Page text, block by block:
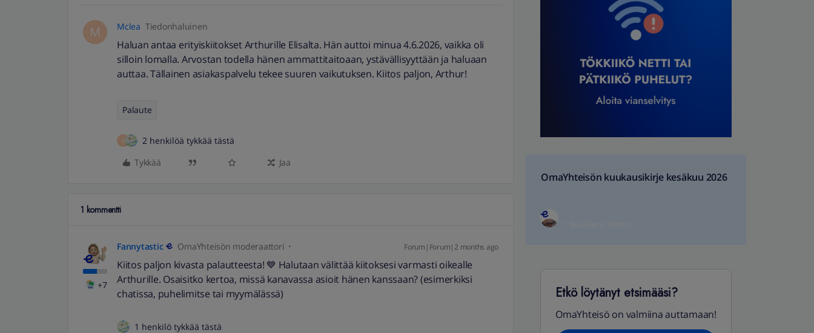
M Mclea Tiedonhaluinen
Haluan antaa erityiskiitokset Arthurille Elisalta. Hän auttoi minua 4.6.2026, vaikka oli
silloin lomalla. Arvostan todella hänen ammattitaitoaan, ystävällisyyttään ja haluaan
auttaa. Tällainen asiakaspalvelu tekee suuren vaikutuksen. Kiitos paljon, Arthur!
Palaute
H
2 henkilöä tykkää tästä
Tykkää
Jaa
1 kommentti
+7
Fannytastic OmaYhteisön moderaattori Forum|Forum|2 months ago
Kiitos paljon kivasta palautteesta! 💙 Halutaan välittää kiitoksesi varmasti oikealle
Arthurille. Osaisitko kertoa, missä kanavassa asioit hänen kanssaan? (esimerkiksi
chatissa, puhelimitse tai myymälässä)
1 henkilö tykkää tästä
OmaYhteisön kuukausikirje kesäkuu 2026
Etkö löytänyt etsimääsi?
OmaYhteisö on valmiina auttamaan!